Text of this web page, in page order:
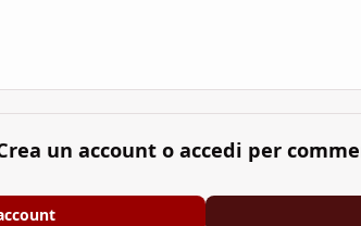
un account o accedi per